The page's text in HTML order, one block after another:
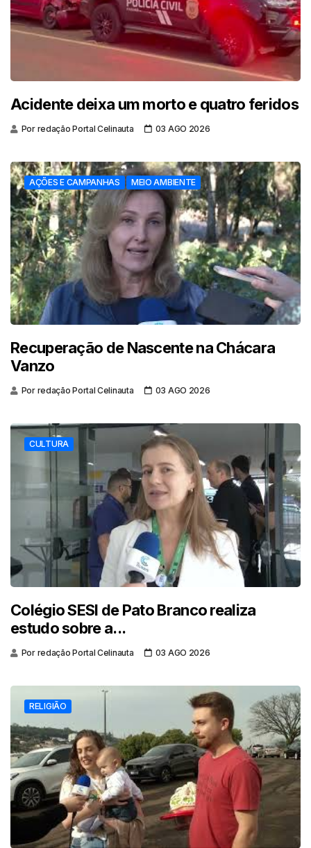
Acidente deixa um morto e quatro feridos
Por redação Portal Celinauta 03 AGO 2026
AÇÕES E CAMPANHAS MEIO AMBIENTE
Recuperação de Nascente na Chácara
Vanzo
Por redação Portal Celinauta 03 AGO 2026
CULTURA
Colégio SESI de Pato Branco realiza
estudo sobre a...
Por redação Portal Celinauta 03 AGO 2026
RELIGIÃO